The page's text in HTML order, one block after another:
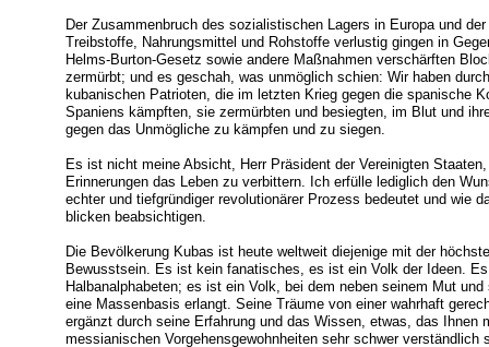
Der Zusammenbruch des sozialistischen Lagers in Europa und
Treibstoffe, Nahrungsmittel und Rohstoffe verlustig gingen in
Helms-Burton-Gesetz sowie andere Maßnahmen verschärften
zermürbt; und es geschah, was unmöglich schien: Wir haben
kubanischen Patrioten, die im letzten Krieg gegen die spanische
Spaniens kämpften, sie zermürbten und besiegten, im Blut und
gegen das Unmögliche zu kämpfen und zu siegen.
Es ist nicht meine Absicht, Herr Präsident der Vereinigten
Erinnerungen das Leben zu verbittern. Ich erfülle lediglich den
echter und tiefgründiger revolutionärer Prozess bedeutet und wie
blicken beabsichtigen.
Die Bevölkerung Kubas ist heute weltweit diejenige mit der
Bewusstsein. Es ist kein fanatisches, es ist ein Volk der Ideen.
Halbanalphabeten; es ist ein Volk, bei dem neben seinem Mut
eine Massenbasis erlangt. Seine Träume von einer wahrhaft
ergänzt durch seine Erfahrung und das Wissen, etwas, das Ihnen
messianischen Vorgehensgewohnheiten sehr schwer verständlich